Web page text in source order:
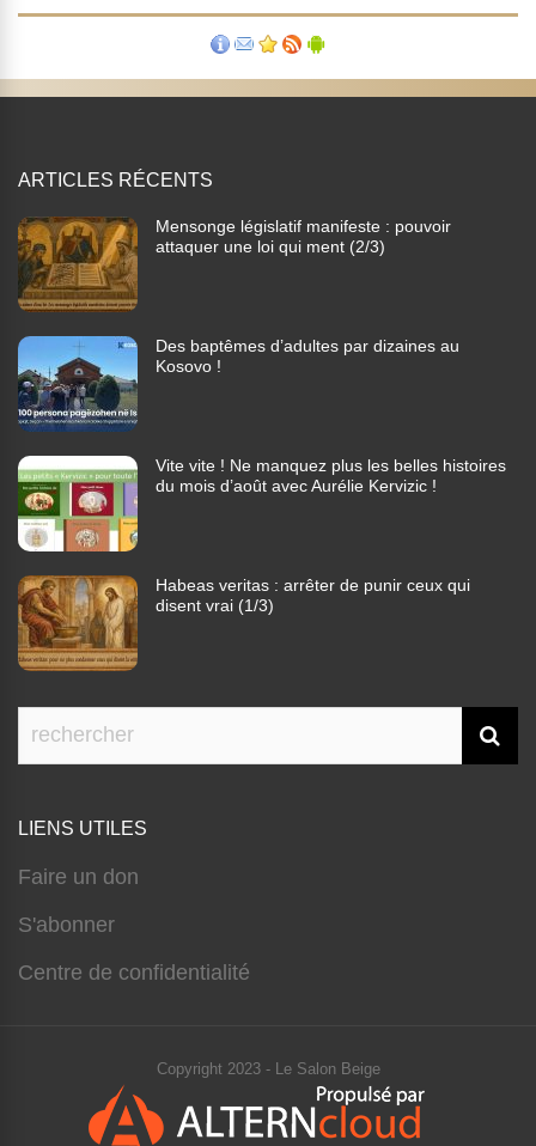
ARTICLES RÉCENTS
Mensonge législatif manifeste : pouvoir
attaquer une loi qui ment (2/3)
Des baptêmes d’adultes par dizaines au
Kosovo !
Vite vite ! Ne manquez plus les belles histoires
du mois d’août avec Aurélie Kervizic !
Habeas veritas : arrêter de punir ceux qui
disent vrai (1/3)
LIENS UTILES
Faire un don
S'abonner
Centre de confidentialité
Copyright 2023 - Le Salon Beige